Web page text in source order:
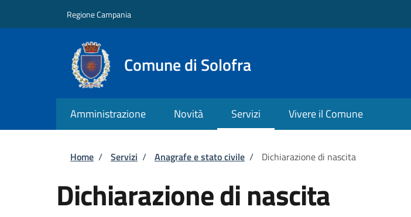
Regione Campania
Comune di Solofra
Amministrazione Novità Servizi Vivere il Comune
Briciole di pane
Home / Servizi / Anagrafe e stato civile / Dichiarazione di nascita
Dichiarazione di nascita